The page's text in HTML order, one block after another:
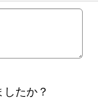
たか？